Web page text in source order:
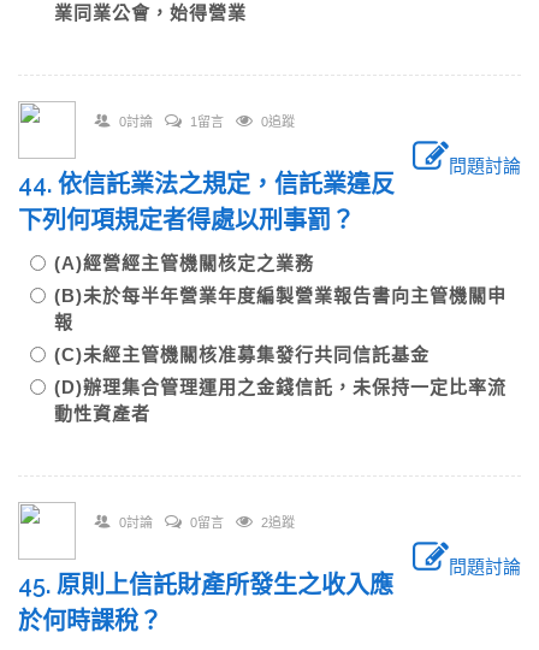
業同業公會，始得營業
0討論 1留言 0追蹤
問題討論
44. 依信託業法之規定，信託業違反
下列何項規定者得處以刑事罰？
(A)經營經主管機關核定之業務
(B)未於每半年營業年度編製營業報告書向主管機關申
報
(C)未經主管機關核准募集發行共同信託基金
(D)辦理集合管理運用之金錢信託，未保持一定比率流
動性資產者
0討論 0留言 2追蹤
問題討論
45. 原則上信託財產所發生之收入應
於何時課稅？